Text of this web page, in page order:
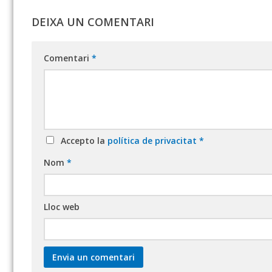
DEIXA UN COMENTARI
Comentari *
Accepto la política de privacitat *
Nom *
Lloc web